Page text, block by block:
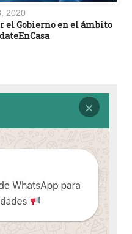
2020
el Gobierno en el ámbito